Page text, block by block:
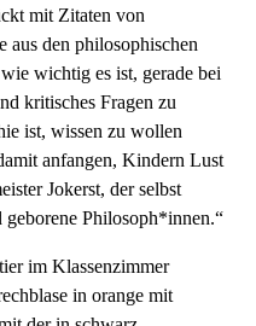
mit Zitaten von
den philosophischen
wichtig es ist, gerade bei
kritisches Fragen zu
ist, wissen zu wollen
anfangen, Kindern Lust
Jokerst, der selbst
Philosoph*innen.“